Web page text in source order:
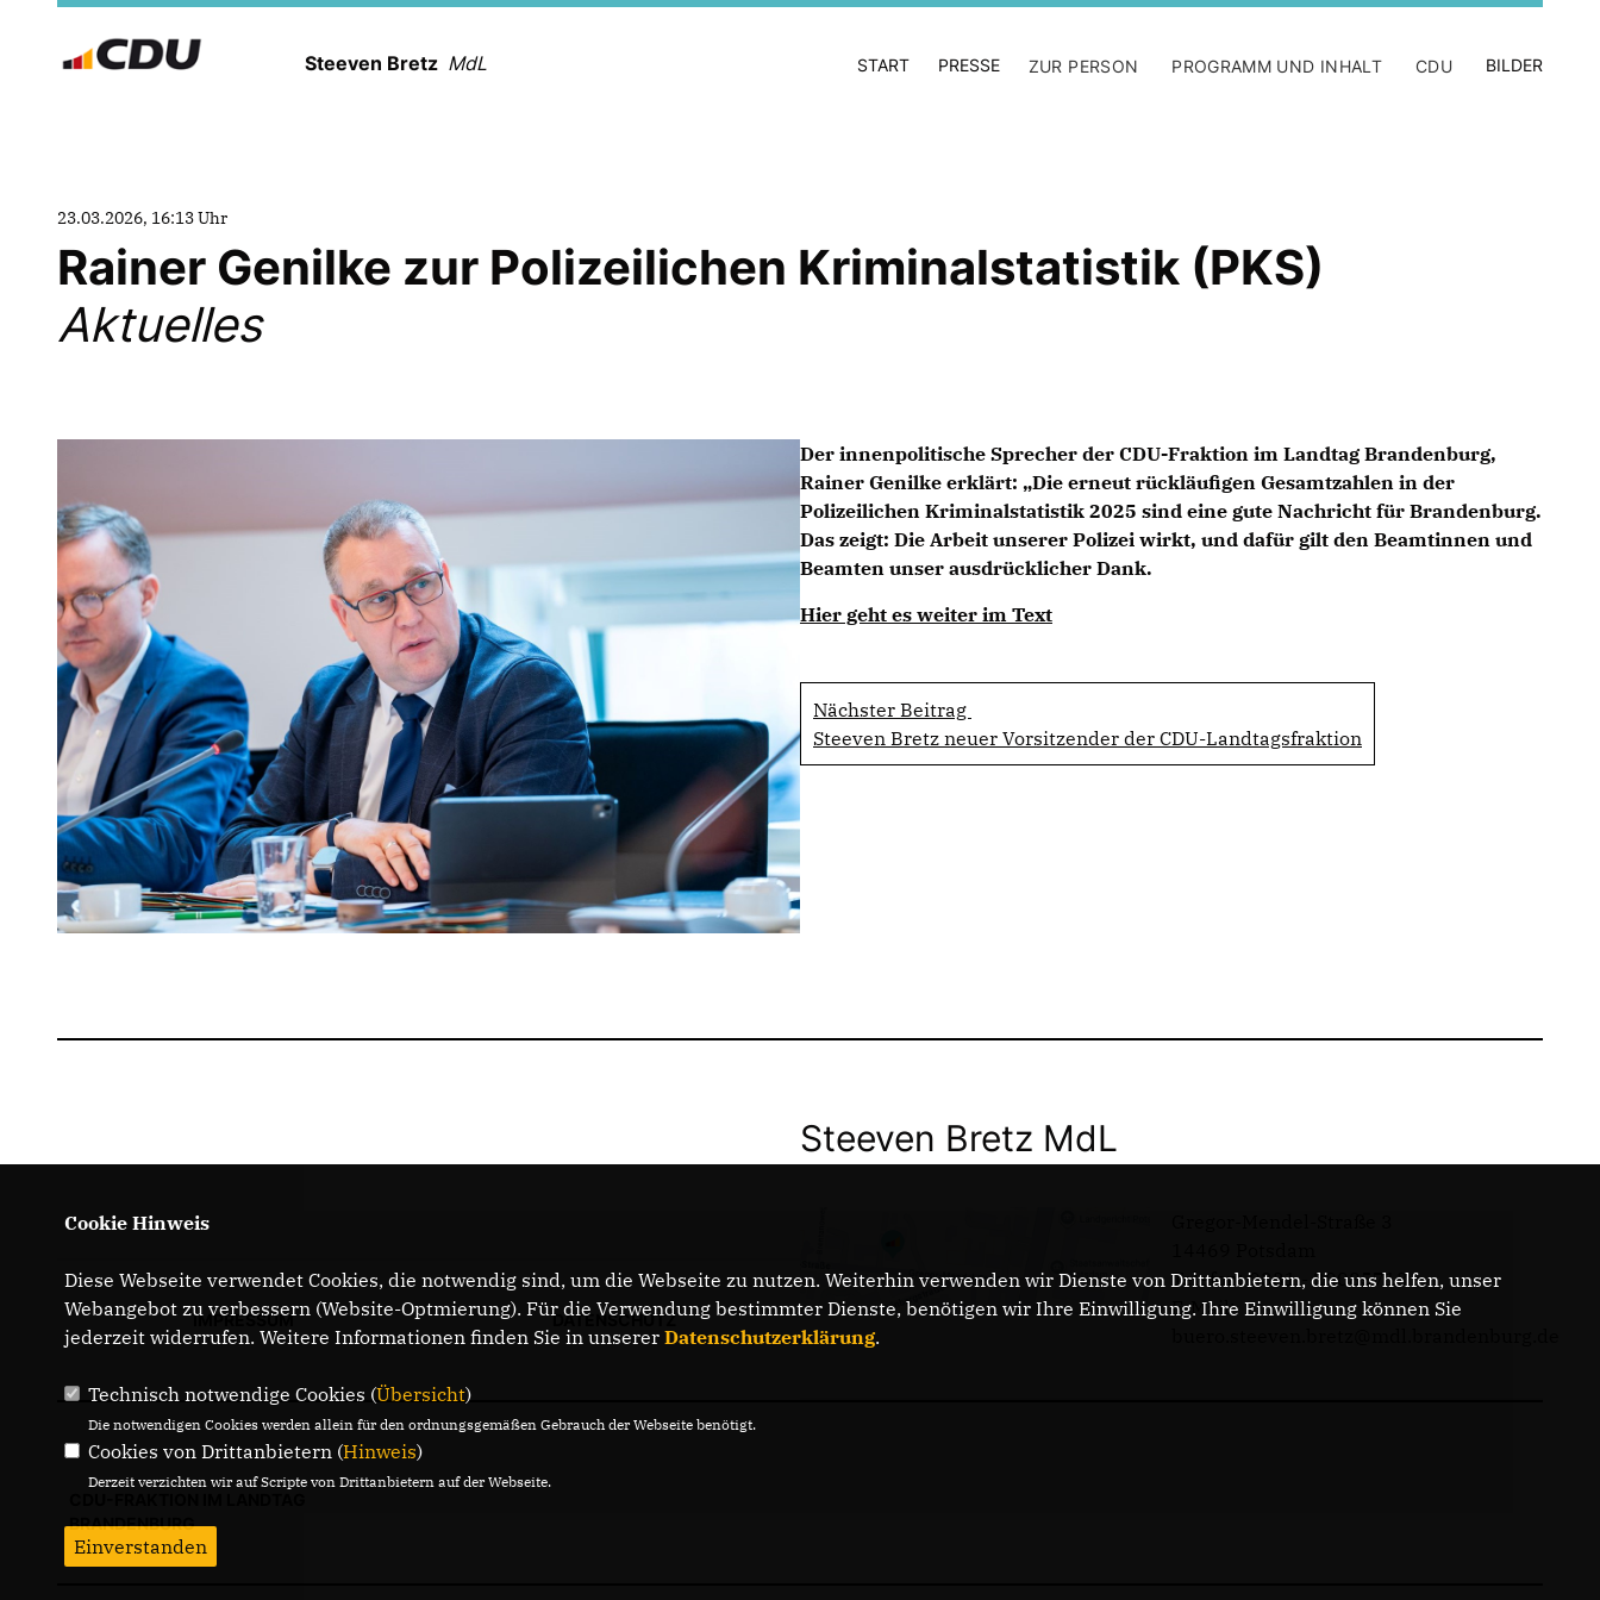
Steeven Bretz MdL START PRESSE ZUR PERSON PROGRAMM UND INHALT CDU BILDER
23.03.2026, 16:13 Uhr
Rainer Genilke zur Polizeilichen Kriminalstatistik (PKS)
Aktuelles
Der innenpolitische Sprecher der CDU-Fraktion im Landtag Brandenburg,
Rainer Genilke erklärt: „Die erneut rückläufigen Gesamtzahlen in der
Polizeilichen Kriminalstatistik 2025 sind eine gute Nachricht für Brandenburg.
Das zeigt: Die Arbeit unserer Polizei wirkt, und dafür gilt den Beamtinnen und
Beamten unser ausdrücklicher Dank.
Hier geht es weiter im Text
Nächster Beitrag
Steeven Bretz neuer Vorsitzender der CDU-Landtagsfraktion
IMPRESSUM DATENSCHUTZ
Steeven Bretz MdL
Telefon: 0331 - 20085713
E-Mail:
BRANDENBURG
Cookie Hinweis
Diese Webseite verwendet Cookies, die notwendig sind, um die Webseite zu nutzen. Weiterhin verwenden wir Dienste von Drittanbietern, die uns helfen, unser
Webangebot zu verbessern (Website-Optmierung). Für die Verwendung bestimmter Dienste, benötigen wir Ihre Einwilligung. Ihre Einwilligung können Sie
jederzeit widerrufen. Weitere Informationen finden Sie in unserer Datenschutzerklärung.
Technisch notwendige Cookies (Übersicht)
Die notwendigen Cookies werden allein für den ordnungsgemäßen Gebrauch der Webseite benötigt.
Cookies von Drittanbietern (Hinweis)
Derzeit verzichten wir auf Scripte von Drittanbietern auf der Webseite.
Einverstanden